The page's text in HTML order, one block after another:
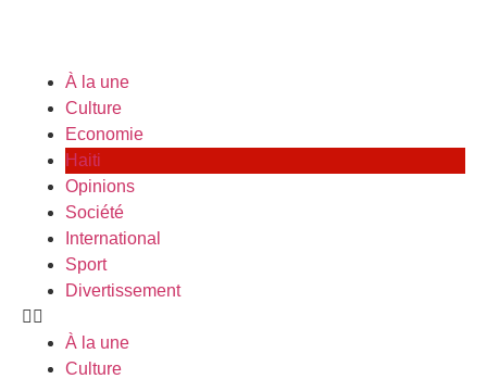
À la une
Culture
Economie
Haiti
Opinions
Société
International
Sport
Divertissement
À la une
Culture